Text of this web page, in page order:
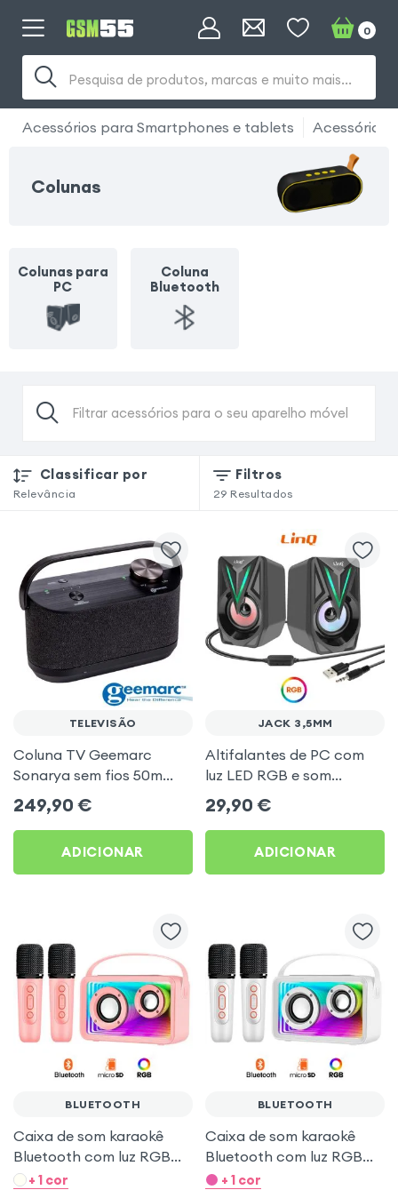
Pesquisa de produtos, marcas e muito mais...
0
Acessórios para Smartphones e tablets Acessórios
Colunas
Colunas para
PC
Coluna
Bluetooth
Filtrar acessórios para o seu aparelho móvel
Classificar por
Relevância
Filtros
29 Resultados
TELEVISÃO
Coluna TV Geemarc
Sonarya sem fios 50m
para Dificuldade Auditiva
249,90 €
ADICIONAR
JACK 3,5MM
Altifalantes de PC com
luz LED RGB e som
potente Preto LinQ
29,90 €
ADICIONAR
BLUETOOTH
Caixa de som karaokê
Bluetooth com luz RGB
multicolorida e 2
+ 1 cor
BLUETOOTH
Caixa de som karaokê
Bluetooth com luz RGB
multicolorida e 2
+ 1 cor